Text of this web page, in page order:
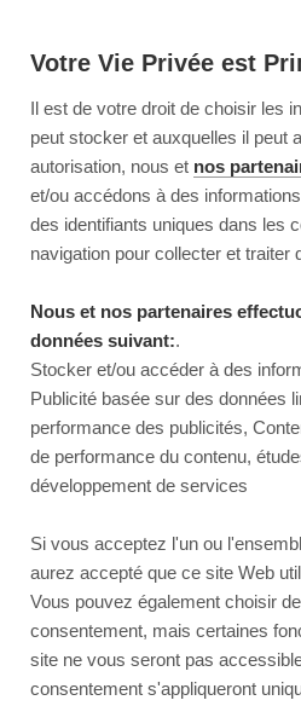
Votre Vie Privée est
Il est de votre droit de choisir les
peut stocker et auxquelles il peut
autorisation, nous et nos
et/ou accédons à des
des identifiants uniques dans les
navigation pour collecter et traiter
Nous et nos partenaires
données suivant:.
Stocker et/ou accéder à des
Publicité basée sur des données
performance des publicités,
de performance du contenu,
développement de services
Si vous acceptez l'un ou
aurez accepté que ce site Web
Vous pouvez également choisir
consentement, mais certaines
site ne vous seront pas
consentement s'appliqueront
Reload to try again,
Reload Back